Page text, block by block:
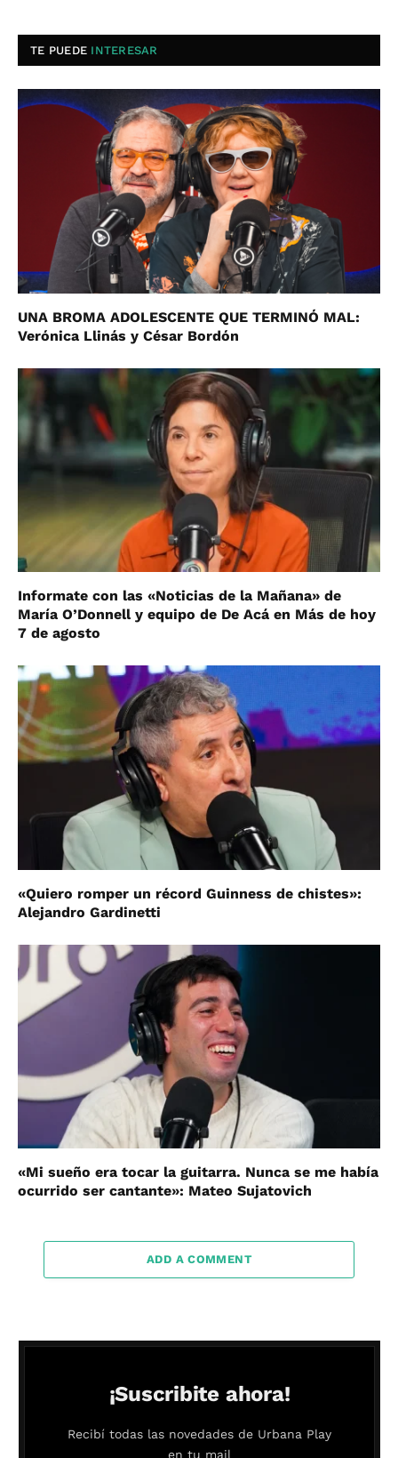
TE PUEDE INTERESAR
UNA BROMA ADOLESCENTE QUE TERMINÓ MAL:
Verónica Llinás y César Bordón
Informate con las «Noticias de la Mañana» de
María O’Donnell y equipo de De Acá en Más de hoy
7 de agosto
«Quiero romper un récord Guinness de chistes»:
Alejandro Gardinetti
«Mi sueño era tocar la guitarra. Nunca se me había
ocurrido ser cantante»: Mateo Sujatovich
ADD A COMMENT
¡Suscribite ahora!
Recibí todas las novedades de Urbana Play
en tu mail